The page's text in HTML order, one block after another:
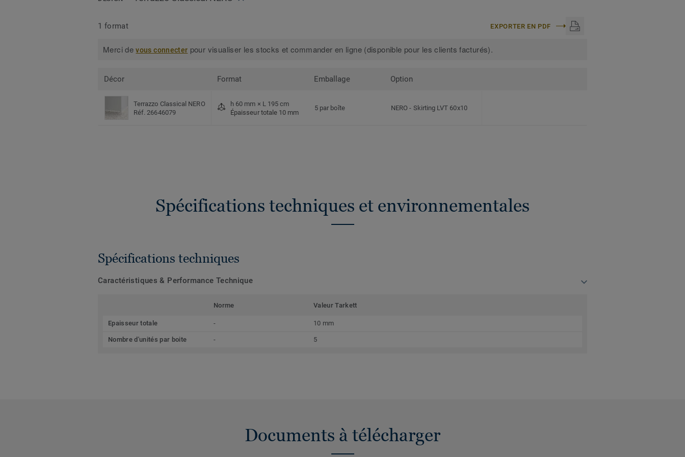
1 format EXPORTER EN PDF
Merci devous connecter pour visualiser les stocks et commander en ligne (disponible pour les clients facturés).
Décor Format Emballage Option
Terrazzo Classical NERO
Réf. 26646079
h 60 mm × L 195 cm
Épaisseur totale 10 mm
5 par boîte NERO- Skirting LVT 60x10
Spécifications techniques et environnementales
Spécifications techniques
Caractéristiques & Performance Technique
Norme Valeur Tarkett
Epaisseur totale - 10 mm
Nombre d'unités par boite - 5
Documents à télécharger